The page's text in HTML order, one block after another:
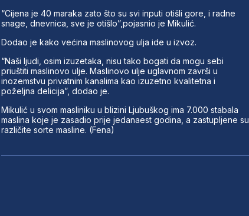
“Cijena je 40 maraka zato što su svi inputi otišli gore, i radne
snage, dnevnica, sve je otišlo”,pojasnio je Mikulić.
Dodao je kako većina maslinovog ulja ide u izvoz.
“Naši ljudi, osim izuzetaka, nisu tako bogati da mogu sebi
priuštiti maslinovo ulje. Maslinovo ulje uglavnom završi u
inozemstvu privatnim kanalima kao izuzetno kvalitetna i
poželjna delicija”, dodao je.
Mikulić u svom masliniku u blizini Ljubuškog ima 7.000 stabala
maslina koje je zasadio prije jedanaest godina, a zastupljene su
različite sorte masline. (Fena)